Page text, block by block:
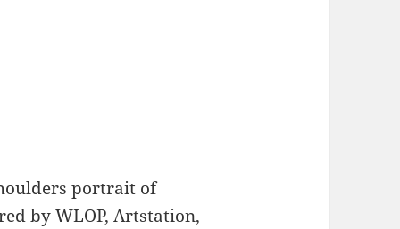
portrait of
by WLOP, Artstation,